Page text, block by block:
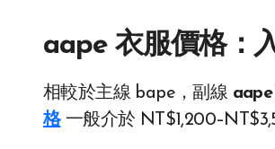
aape 衣服價格：
相較於主線 bape，副線 aape
格一般介於